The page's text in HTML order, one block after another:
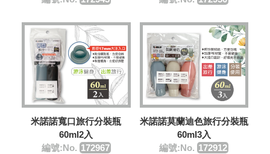
米諾諾寬口旅行分裝瓶
60ml2入
編號:No. 172967
米諾諾莫蘭迪色旅行分裝瓶
60ml3入
編號:No. 172912